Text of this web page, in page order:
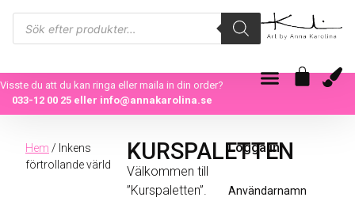
Visste du att du kan ringa eller maila in din order?
033-12 00 25eller info@annakarolina.se
Hem / Inkens
förtrollande värld
KURSPALETTEN
Välkommen till
”Kurspaletten”.
Logga in
Användarnamn